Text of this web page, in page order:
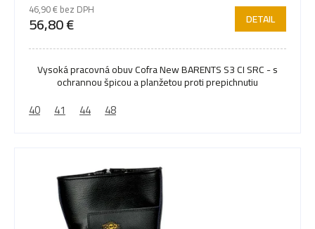
46,90 € bez DPH
56,80 € DETAIL
Vysoká pracovná obuv Cofra New BARENTS S3 CI SRC - s
ochrannou špicou a planžetou proti prepichnutiu
40 41 44 48